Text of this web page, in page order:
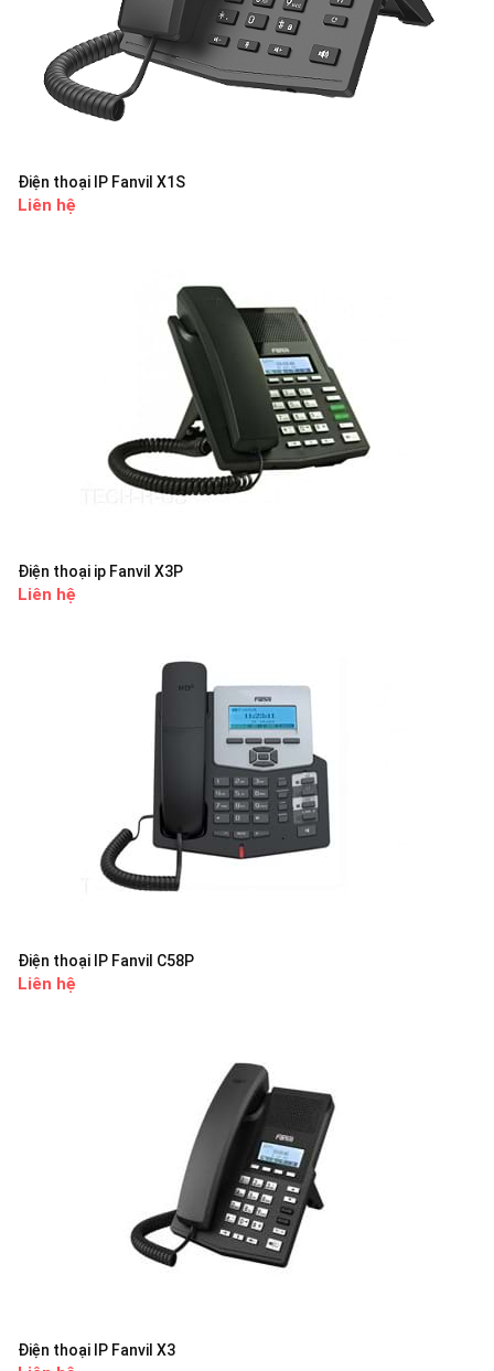
Điện thoại IP Fanvil X1S
Liên hệ
Điện thoại ip Fanvil X3P
Liên hệ
Điện thoại IP Fanvil C58P
Liên hệ
Điện thoại IP Fanvil X3